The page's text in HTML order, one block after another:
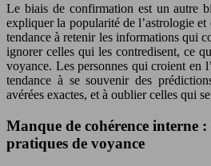
Le biais de confirmation est un autre
expliquer la popularité de l’astrologie
tendance à retenir les informations qui
ignorer celles qui les contredisent, ce
voyance. Les personnes qui croient en
tendance à se souvenir des
avérées exactes, et à oublier celles qui
Manque de cohérence interne
pratiques de voyance